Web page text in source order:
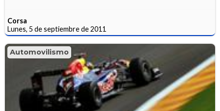
Corsa
Lunes, 5 de septiembre de 2011
Automovilismo